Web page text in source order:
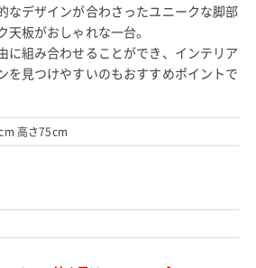
なデザインが合わさったユニークな脚部
板がおしゃれな一台。
に組み合わせることができ、インテリア
を見つけやすいのもおすすめポイントで
高さ75cm